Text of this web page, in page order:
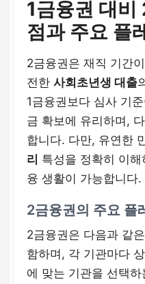
1금융권 대
점과 주요 플
2금융권은 재직 기간
전한사회초년생 대출
1금융권보다 심사 기준
금 확보에 유리하며,
합니다. 다만, 유연한
리 특성을 정확히 이
융 생활이 가능합니다.
2금융권의 주요 플
2금융권은 다음과 같
함하며, 각 기관마다
에 맞는 기관을 선택